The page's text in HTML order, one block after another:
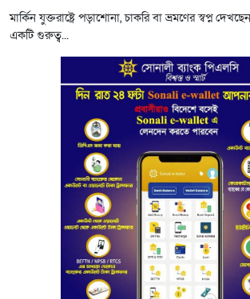
মার্কিন যুক্তরাষ্ট্রে পড়াশোনা, চাকরি বা ভ্রমণের স্বপ্ন
একটি গুরুত্ব...